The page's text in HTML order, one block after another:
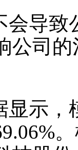
会导致
公司
显示，